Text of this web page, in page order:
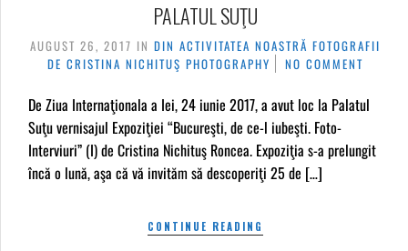
PALATUL SUŢU
AUGUST 26, 2017 IN DIN ACTIVITATEA NOASTRĂ FOTOGRAFII
DE CRISTINA NICHITUŞ PHOTOGRAPHY NO COMMENT
De Ziua Internaţionala a Iei, 24 iunie 2017, a avut loc la Palatul
Suţu vernisajul Expoziţiei “Bucureşti, de ce-l iubeşti. Foto-
Interviuri” (I) de Cristina Nichituş Roncea. Expoziţia s-a prelungit
încă o lună, aşa că vă invităm să descoperiţi 25 de […]
CONTINUE READING